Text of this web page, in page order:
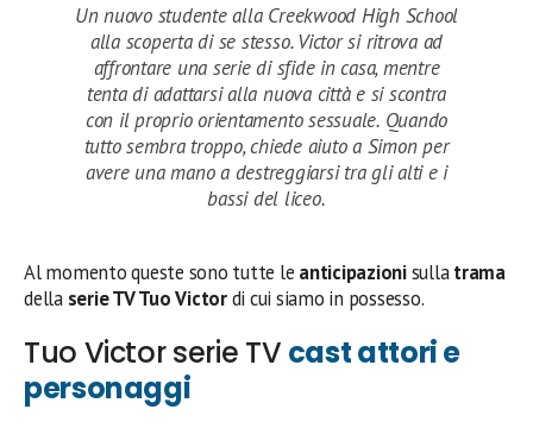
Un nuovo studente alla Creekwood High School
alla scoperta di se stesso. Victor si ritrova ad
affrontare una serie di sfide in casa, mentre
tenta di adattarsi alla nuova città e si scontra
con il proprio orientamento sessuale. Quando
tutto sembra troppo, chiede aiuto a Simon per
avere una mano a destreggiarsi tra gli alti e i
bassi del liceo.
Al momento queste sono tutte le anticipazionisullatrama
della serie TV Tuo Victordi cui siamo in possesso.
Tuo Victor serie TV cast attori e
personaggi